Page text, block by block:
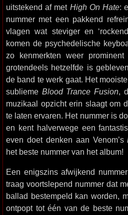
uitstekend af met High On Hate:
nummer met een pakkend
vlagen wat steviger en
komen de psychedelische
zo kenmerkten weer
grotendeels hetzelfde is
de band te werk gaat. Het
sublieme Blood Trance Fusion,
muzikaal opzicht erin slaagt om
te laten ervaren. Het nummer is
en kent halverwege een
even doet denken aan Venom’s
het beste nummer van het album!
Een enigszins afwijkend
traag voortslepend nummer dat
ballad bestempeld kan worden,
ontpopt tot één van de beste